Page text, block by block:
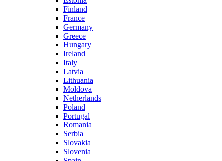
Finland
France
Germany
Greece
Hungary
Ireland
Italy
Latvia
Lithuania
Moldova
Netherlands
Poland
Portugal
Romania
Serbia
Slovakia
Slovenia